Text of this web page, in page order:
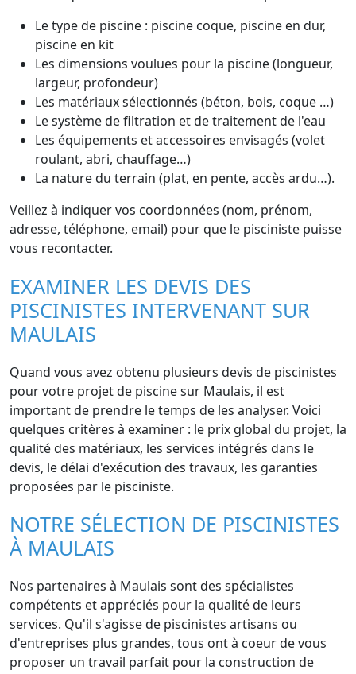
Le type de piscine : piscine coque, piscine en dur,
piscine en kit
Les dimensions voulues pour la piscine (longueur,
largeur, profondeur)
Les matériaux sélectionnés (béton, bois, coque …)
Le système de filtration et de traitement de l'eau
Les équipements et accessoires envisagés (volet
roulant, abri, chauffage…)
La nature du terrain (plat, en pente, accès ardu…).
Veillez à indiquer vos coordonnées (nom, prénom,
adresse, téléphone, email) pour que le pisciniste puisse
vous recontacter.
EXAMINER LES DEVIS DES
PISCINISTES INTERVENANT SUR
MAULAIS
Quand vous avez obtenu plusieurs devis de piscinistes
pour votre projet de piscine sur Maulais, il est
important de prendre le temps de les analyser. Voici
quelques critères à examiner : le prix global du projet, la
qualité des matériaux, les services intégrés dans le
devis, le délai d'exécution des travaux, les garanties
proposées par le pisciniste.
NOTRE SÉLECTION DE PISCINISTES
À MAULAIS
Nos partenaires à Maulais sont des spécialistes
compétents et appréciés pour la qualité de leurs
services. Qu'il s'agisse de piscinistes artisans ou
d'entreprises plus grandes, tous ont à coeur de vous
proposer un travail parfait pour la construction de